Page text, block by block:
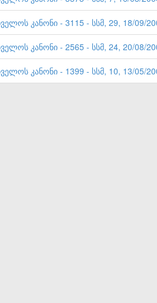
კანონი - 3115 - სსმ, 29, 18/09/
კანონი - 2565 - სსმ, 24, 20/08/
კანონი - 1399 - სსმ, 10, 13/